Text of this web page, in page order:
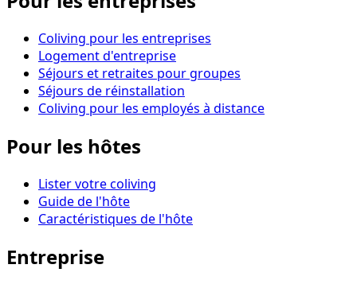
Coliving pour les entreprises
Logement d'entreprise
Séjours et retraites pour groupes
Séjours de réinstallation
Coliving pour les employés à distance
Pour les hôtes
Lister votre coliving
Guide de l'hôte
Caractéristiques de l'hôte
Entreprise